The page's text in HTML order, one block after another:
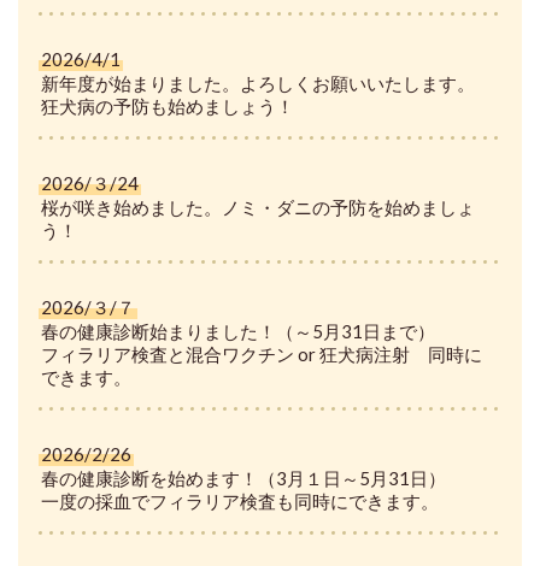
2026/4/1
新年度が始まりました。よろしくお願いいたします。
狂犬病の予防も始めましょう！
2026/３/24
桜が咲き始めました。ノミ・ダニの予防を始めましょ
う！
2026/３/７
春の健康診断始まりました！（～5月31日まで）
フィラリア検査と混合ワクチン or 狂犬病注射 同時に
できます。
2026/2/26
春の健康診断を始めます！（3月１日～5月31日）
一度の採血でフィラリア検査も同時にできます。